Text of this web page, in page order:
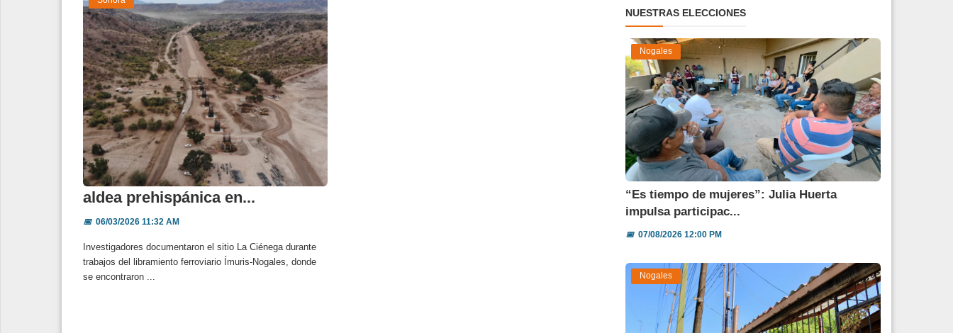
Edición Impresa
Hallazgo arqueológico revela
aldea prehispánica en...
📅06/03/2026 11:32 AM
Investigadores documentaron el sitio La Ciénega durante
trabajos del libramiento ferroviario Ímuris-Nogales, donde
se encontraron ...
NUESTRAS ELECCIONES
Nogales
“Es tiempo de mujeres”: Julia Huerta
impulsa participac...
📅07/08/2026 12:00 PM
Nogales